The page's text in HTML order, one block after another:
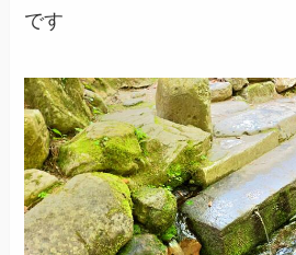
です